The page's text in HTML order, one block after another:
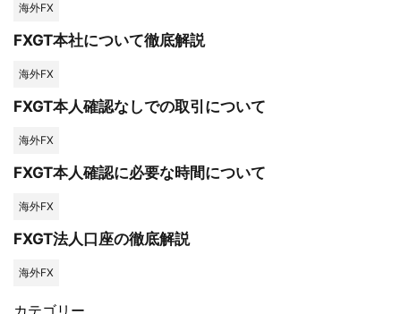
海外FX
FXGT本社について徹底解説
海外FX
FXGT本人確認なしでの取引について
海外FX
FXGT本人確認に必要な時間について
海外FX
FXGT法人口座の徹底解説
海外FX
カテゴリー